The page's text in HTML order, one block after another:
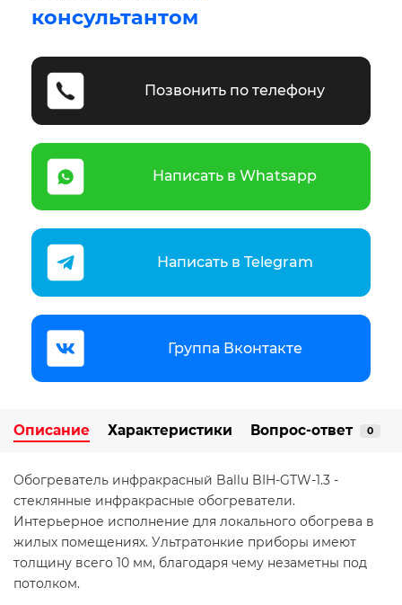
консультантом
Позвонить по телефону
Написать в Whatsapp
Написать в Telegram
Группа Вконтакте
Описание Характеристики Вопрос-ответ 0
Обогреватель инфракрасный Ballu BIH-GTW-1.3 -
стеклянные инфракрасные обогреватели.
Интерьерное исполнение для локального обогрева в
жилых помещениях. Ультратонкие приборы имеют
толщину всего 10 мм, благодаря чему незаметны под
потолком.